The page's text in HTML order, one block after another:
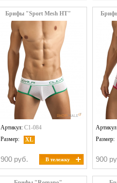
Брифы "Sport Mesh HT"
Артикул: C1-084
Размер:
XL
В тележку
900 руб.
Размер:
900